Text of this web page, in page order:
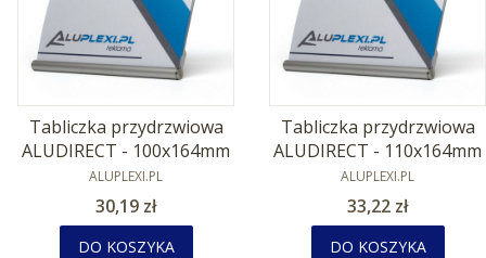
Tabliczka przydrzwiowa
ALUDIRECT - 100x164mm
PRODUCENT
ALUPLEXI.PL
Cena
30,19 zł
DO KOSZYKA
Tabliczka przydrzwiowa
ALUDIRECT - 110x164mm
PRODUCENT
ALUPLEXI.PL
Cena
33,22 zł
DO KOSZYKA